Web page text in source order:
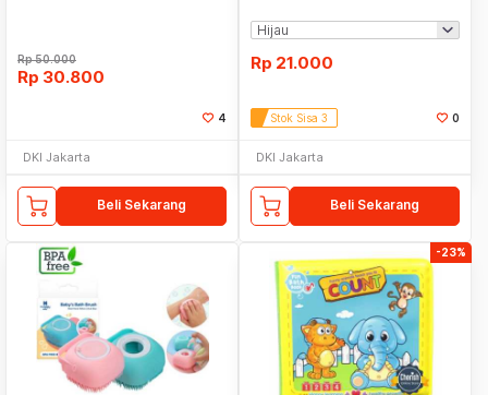
Rp50.000
Rp 30.800
4
DKI Jakarta
Beli Sekarang
Rp 21.000
Stok Sisa 3 0
DKI Jakarta
Beli Sekarang
-23%